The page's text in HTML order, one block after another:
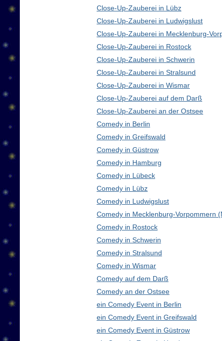
Close-Up-Zauberei in Lübz
Close-Up-Zauberei in Ludwigslust
Close-Up-Zauberei in Mecklenburg-
Close-Up-Zauberei in Rostock
Close-Up-Zauberei in Schwerin
Close-Up-Zauberei in Stralsund
Close-Up-Zauberei in Wismar
Close-Up-Zauberei auf dem Darß
Close-Up-Zauberei an der Ostsee
Comedy in Berlin
Comedy in Greifswald
Comedy in Güstrow
Comedy in Hamburg
Comedy in Lübeck
Comedy in Lübz
Comedy in Ludwigslust
Comedy in Mecklenburg-Vorpommern
Comedy in Rostock
Comedy in Schwerin
Comedy in Stralsund
Comedy in Wismar
Comedy auf dem Darß
Comedy an der Ostsee
ein Comedy Event in Berlin
ein Comedy Event in Greifswald
ein Comedy Event in Güstrow